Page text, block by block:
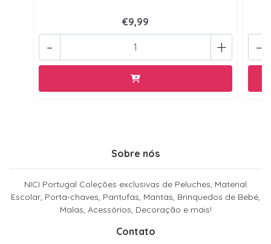
€9,99
+
- -
Sobre nós
NICI Portugal Coleções exclusivas de Peluches, Material
Escolar, Porta-chaves, Pantufas, Mantas, Brinquedos de Bebé,
Malas, Acessórios, Decoração e mais!
Contato